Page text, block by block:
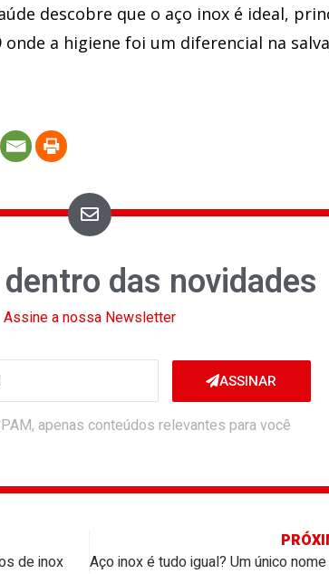
descobre que o aço inox é ideal,
onde a higiene foi um diferencial na
das novidades
Assine a nossa Newsletter
ASSINAR
apenas conteúdos relevantes para você
de inox